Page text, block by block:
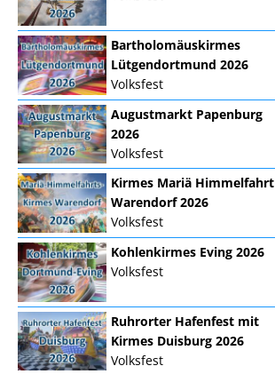
Bartholomäuskirmes
Lütgendortmund 2026
Volksfest
Augustmarkt Papenburg
2026
Volksfest
Kirmes Mariä Himmelfahrt
Warendorf 2026
Volksfest
Kohlenkirmes Eving 2026
Volksfest
Ruhrorter Hafenfest mit
Kirmes Duisburg 2026
Volksfest